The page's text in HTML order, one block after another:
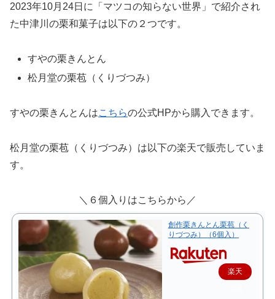
2023年10月24日に「マツコの知らない世界」で紹介され
た中津川の栗和菓子は以下の２つです。
すやの栗きんとん
松月堂の栗苞（くりづつみ）
すやの栗きんとんはこちらの公式HPから購入できます。
松月堂の栗苞（くりづつみ）は以下の楽天で販売していま
す。
＼６個入りはこちらから／
創作栗きんとん栗苞（く
りづつみ）（6個入）
楽天